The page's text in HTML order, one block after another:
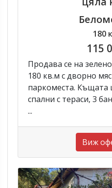
180
115
Продава се на
180 кв.м с дворно
паркоместа. Къщата
спални с тераси, 3
...
Виж